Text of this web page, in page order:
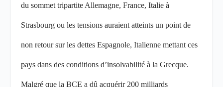
du sommet tripartite Allemagne, France, Italie à
Strasbourg ou les tensions auraient atteints un point de
non retour sur les dettes Espagnole, Italienne mettant ces
pays dans des conditions d’insolvabilité à la Grecque.
Malgré que la BCE a dû acquérir 200 milliards